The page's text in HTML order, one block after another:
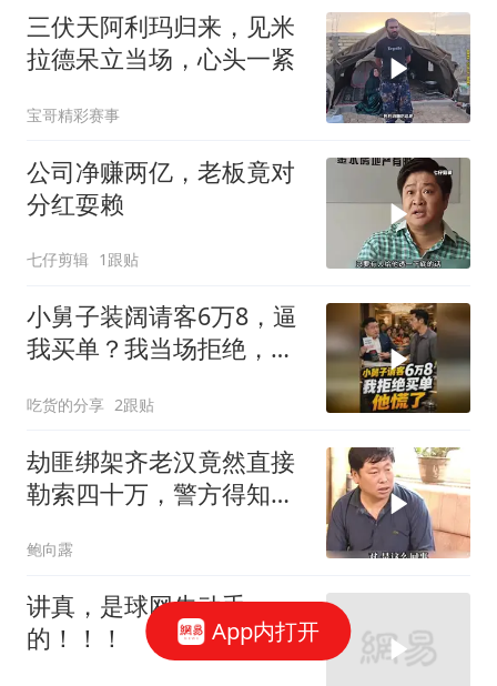
三伏天阿利玛归来，见米
拉德呆立当场，心头一紧
宝哥精彩赛事
公司净赚两亿，老板竟对
分红耍赖
七仔剪辑 1跟贴
小舅子装阔请客6万8，逼
我买单？我当场拒绝，他
吃货的分享 2跟贴
劫匪绑架齐老汉竟然直接
勒索四十万，警方得知后
鲍向露
讲真，是球网先动手
的！！！
App内打开